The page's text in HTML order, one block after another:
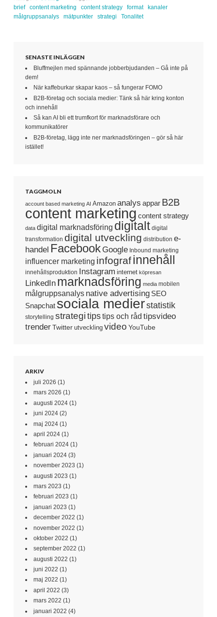
brief
content marketing content strategy format
kanaler
målgruppsanalys
mätpunkter strategi Tonalitet
SENASTE INLÄGGEN
Bluffmejlen med spännande jobberbjudanden – Gå inte på
dem!
När kaffeburkar skapar kaos – så fungerar FOMO
B2B-företag och sociala medier: Tänk så här kring konton
och innehåll
Så kan AI bli ett trumfkort för marknadsförare och
kommunikatörer
B2B-företag, lägg inte ner marknadsföringen – gör så här
istället!
TAGGMOLN
account based marketing AI Amazon analys appar B2B
content marketing content strategy
data digital marknadsföring digitalt digital
transformation digital utveckling distribution e-
handel Facebook Google Inbound marketing
influencer marketing infografinnehåll
innehållsproduktion Instagram internet köpresan
LinkedIn marknadsföring media mobilen
målgruppsanalys native advertising SEO
Snapchat sociala medierstatistik
storytelling strategi tipstips och råd tipsvideo
trenderTwitter utveckling video YouTube
ARKIV
juli 2026 (1)
mars 2026 (1)
augusti 2024 (1)
juni 2024 (2)
maj 2024 (1)
april 2024 (1)
februari 2024 (1)
januari 2024 (3)
november 2023 (1)
augusti 2023 (1)
mars 2023 (1)
februari 2023 (1)
januari 2023 (1)
december 2022 (1)
november 2022 (1)
oktober 2022 (1)
september 2022 (1)
augusti 2022 (1)
juni 2022 (1)
maj 2022 (1)
april 2022 (3)
mars 2022 (1)
januari 2022 (4)